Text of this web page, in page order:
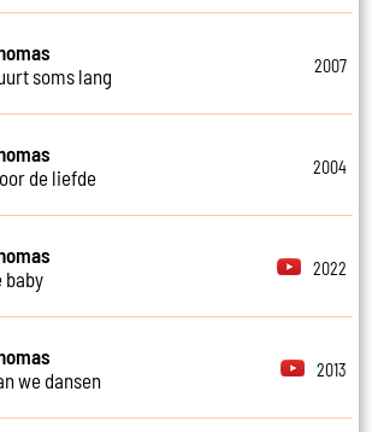
soms lang
2007
de liefde
2004
baby
2022
we dansen
2013